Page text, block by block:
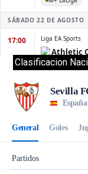
Clasificacion